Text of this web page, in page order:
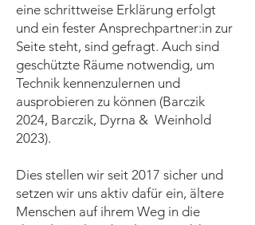
eine schrittweise Erklärung erfolgt
und ein fester Ansprechpartner:in zur
Seite steht, sind gefragt. Auch sind
geschützte Räume notwendig, um
Technik kennenzulernen und
ausprobieren zu können (Barczik
2024, Barczik, Dyrna & Weinhold
2023).
Dies stellen wir seit 2017 sicher und
setzen wir uns aktiv dafür ein, ältere
Menschen auf ihrem Weg in die